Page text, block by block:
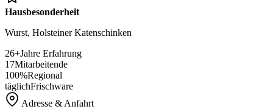
Hausbesonderheit
Wurst, Holsteiner Katenschinken
26+Jahre Erfahrung
17Mitarbeitende
100%Regional
täglichFrischware
Adresse & Anfahrt